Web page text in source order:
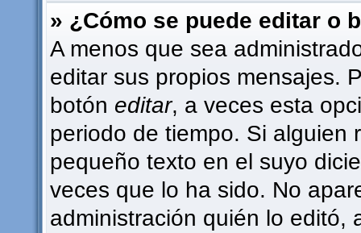
» ¿Cómo se puede editar o
A menos que sea
editar sus propios mensajes.
botón editar, a veces esta
periodo de tiempo. Si alguien
pequeño texto en el suyo
veces que lo ha sido. No
administración quién lo editó,